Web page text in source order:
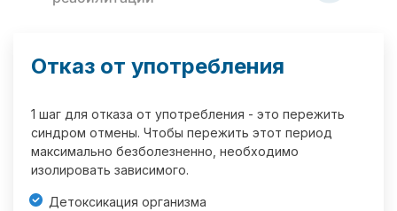
Отказ от употребления
1 шаг для отказа от употребления - это пережить
синдром отмены. Чтобы пережить этот период
максимально безболезненно, необходимо
изолировать зависимого.
Детоксикация организма